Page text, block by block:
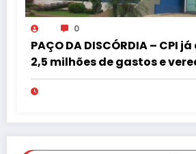
0
PAÇO DA DISCÓRDIA – CPI
2,5 milhões de gastos e
pede “acordo” para
milhões